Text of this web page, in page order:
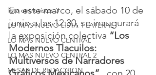
lista entrevistas 3
LO MAS NUEVO LISTA 1 LATERAL
LO MAS NUEVO CENTRAL
LO MAS NUEVO CENTRAL 2
MESAS DE REDACCION
En este marco, el sábado 10 de
junio a las 12:30, se inaugurará
la exposición colectiva “Los
Modernos Tlacuilos:
Multiversos de Narradores